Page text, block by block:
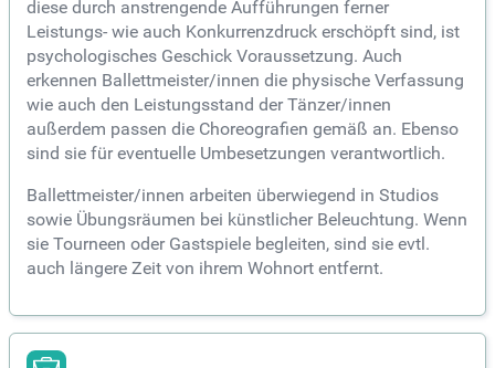
diese durch anstrengende Aufführungen ferner
Leistungs- wie auch Konkurrenzdruck erschöpft sind, ist
psychologisches Geschick Voraussetzung. Auch
erkennen Ballettmeister/innen die physische Verfassung
wie auch den Leistungsstand der Tänzer/innen
außerdem passen die Choreografien gemäß an. Ebenso
sind sie für eventuelle Umbesetzungen verantwortlich.
Ballettmeister/innen arbeiten überwiegend in Studios
sowie Übungsräumen bei künstlicher Beleuchtung. Wenn
sie Tourneen oder Gastspiele begleiten, sind sie evtl.
auch längere Zeit von ihrem Wohnort entfernt.